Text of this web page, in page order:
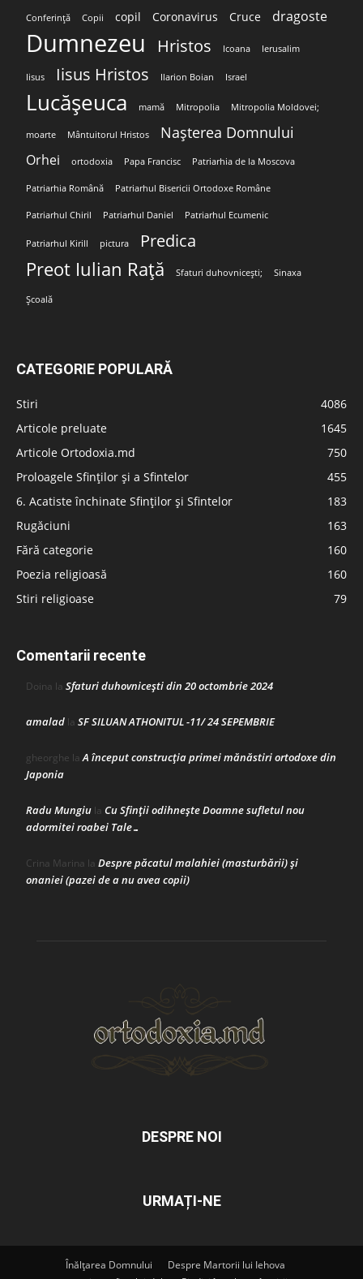
Conferință Copii copil Coronavirus Cruce dragoste
Dumnezeu Hristos Icoana Ierusalim
Iisus Iisus Hristos Ilarion Boian Israel
Lucășeuca mamă Mitropolia Mitropolia Moldovei;
moarte Mântuitorul Hristos Nașterea Domnului
Orhei ortodoxia Papa Francisc Patriarhia de la Moscova
Patriarhia Română Patriarhul Bisericii Ortodoxe Române
Patriarhul Chiril Patriarhul Daniel Patriarhul Ecumenic
Patriarhul Kirill pictura Predica
Preot Iulian Rață Sfaturi duhovnicești; Sinaxa
Școală
CATEGORIE POPULARĂ
Stiri
4086
Articole preluate
1645
Articole Ortodoxia.md
750
Proloagele Sfinților și a Sfintelor
455
6. Acatiste închinate Sfinților și Sfintelor
183
Rugăciuni
163
Fără categorie
160
Poezia religioasă
160
Stiri religioase
79
Comentarii recente
Doina la Sfaturi duhovnicești din 20 octombrie 2024
amalad la SF SILUAN ATHONITUL -11/ 24 SEPEMBRIE
gheorghe laA început construcţia primei mănăstiri ortodoxe din
Japonia
Radu Mungiu la Cu Sfinții odihnește Doamne sufletul nou
adormitei roabei Tale…
Crina Marina la Despre păcatul malahiei (masturbării) şi
onaniei (pazei de a nu avea copii)
DESPRE NOI
URMAȚI-NE
Înălțarea Domnului
Despre Martorii lui Iehova